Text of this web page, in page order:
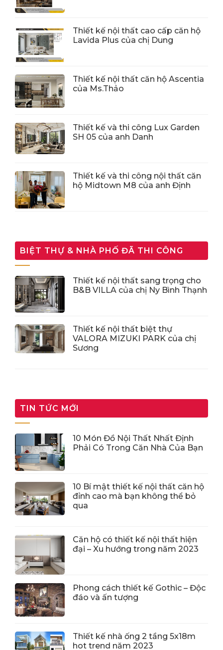
Thiết kế nội thất cao cấp căn hộ
Lavida Plus của chị Dung
Thiết kế nội thất căn hộ Ascentia
của Ms.Thảo
Thiết kế và thi công Lux Garden
SH 05 của anh Danh
Thiết kế và thi công nội thất căn
hộ Midtown M8 của anh Định
BIỆT THỰ & NHÀ PHỐ ĐÃ THI CÔNG
Thiết kế nội thất sang trọng cho
B&B VILLA của chị Ny Bình Thạnh
Thiết kế nội thất biệt thự
VALORA MIZUKI PARK của chị
Sương
TIN TỨC MỚI
10 Món Đồ Nội Thất Nhất Định
Phải Có Trong Căn Nhà Của Bạn
10 Bí mật thiết kế nội thất căn hộ
đỉnh cao mà bạn không thể bỏ
qua
Căn hộ có thiết kế nội thất hiện
đại – Xu hướng trong năm 2023
Phong cách thiết kế Gothic – Độc
đáo và ấn tượng
Thiết kế nhà ống 2 tầng 5x18m
hot trend năm 2023